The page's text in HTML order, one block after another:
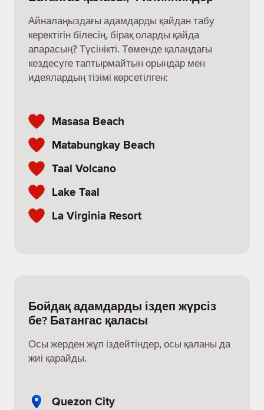
Айналаңыздағы адамдарды қайдан табу
керектігін білесің, бірақ оларды қайда
апарасың? Түсінікті. Төменде қалаңдағы
кездесуге таптырмайтын орындар мен
идеялардың тізімі көрсетілген:
Masasa Beach
Matabungkay Beach
Taal Volcano
Lake Taal
La Virginia Resort
Бойдақ адамдарды іздеп жүрсіз
бе? Батангас қаласы
Осы жерден жұп іздейтіндер, осы қаланы да
жиі қарайды.
Quezon City